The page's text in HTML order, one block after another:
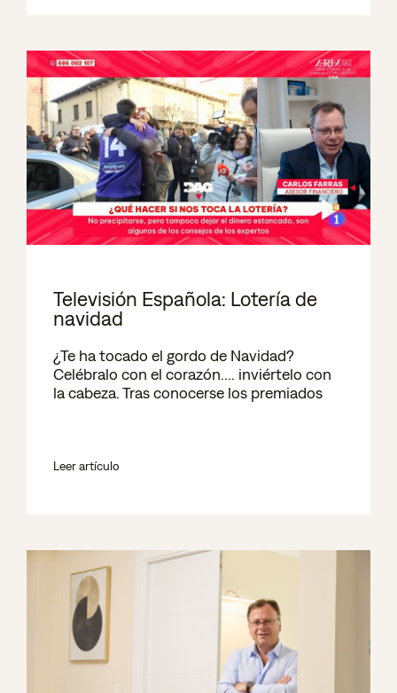
Televisión Española: Lotería de
navidad
¿Te ha tocado el gordo de Navidad?
Celébralo con el corazón…. inviértelo con
la cabeza. Tras conocerse los premiados
Leer artículo